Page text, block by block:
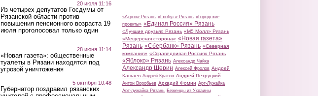
20 июля 11:16
Из четырех депутатов Госдумы от
Рязанской области против
повышения пенсионного возраста 19
июля проголосовал только один
28 июня 11:14
«Новая газета»: общественные
туалеты в Рязани находятся под
угрозой уничтожения
5 октября 10:48
Губернатор поздравил рязанских
«Атрон» Рязань «Глобус» Рязань «Городские
проекты» «Единая Россия» Рязань
«Лучшие друзья» Рязань «М5 Молл» Рязань
«Мещерская сторона» «Новая газета»
Рязань «Сбербанк» Рязань «Северная
компания» «Справедливая Россия» Рязань
«Яблоко» Рязань Александр Чайка
Александр Шерин Алексей Фролов Андрей
Кашаев Андрей Красов Андрей Петруцкий
Антон Воробьев Аркадий Фомин Арт-Лужайка
Арт-лужайка Рязань Беженцы из Украины